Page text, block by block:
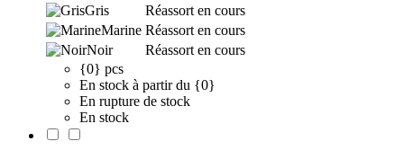
Gris
Réassort en cours
Marine Réassort en cours
Noir
Réassort en cours
{0} pcs
En stock à partir du {0}
En rupture de stock
En stock